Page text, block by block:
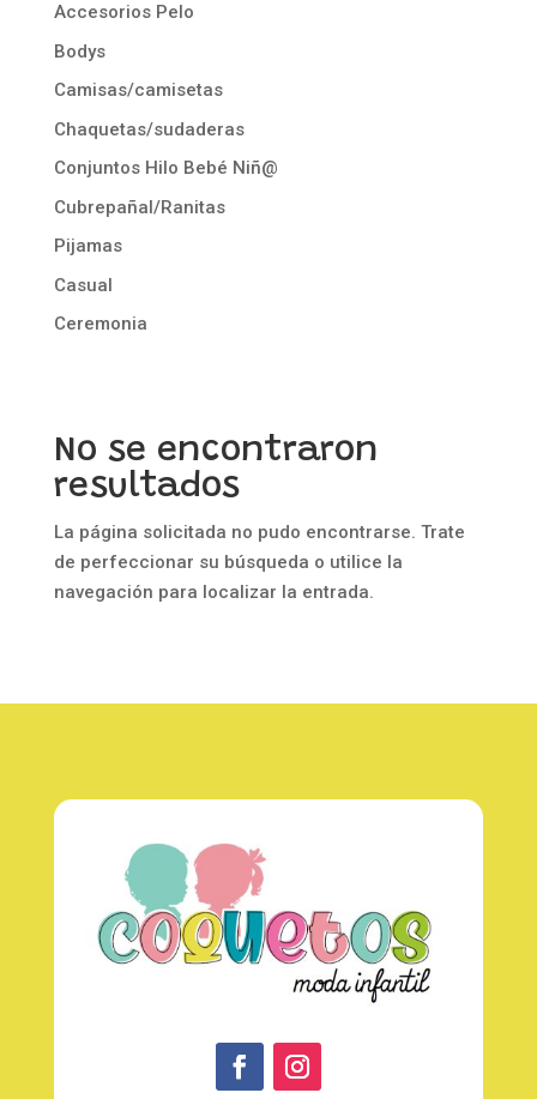
Accesorios Pelo
Bodys
Camisas/camisetas
Chaquetas/sudaderas
Conjuntos Hilo Bebé Niñ@
Cubrepañal/Ranitas
Pijamas
Casual
Ceremonia
No se encontraron
resultados
La página solicitada no pudo encontrarse. Trate
de perfeccionar su búsqueda o utilice la
navegación para localizar la entrada.